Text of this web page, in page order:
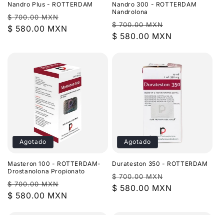
Nandro Plus - ROTTERDAM
Precio
habitual
$ 700.00 MXN
de
$ 580.00 MXN
Nandro 300 - ROTTERDAM
Nandrolona
Precio
habitual
$ 700.00 MXN
de
$ 580.00 MXN
Agotado
Masteron 100 - ROTTERDAM-
Drostanolona Propionato
Precio
habitual
$ 700.00 MXN
de
$ 580.00 MXN
Agotado
Durateston 350 - ROTTERDAM
Precio
habitual
$ 700.00 MXN
de
$ 580.00 MXN